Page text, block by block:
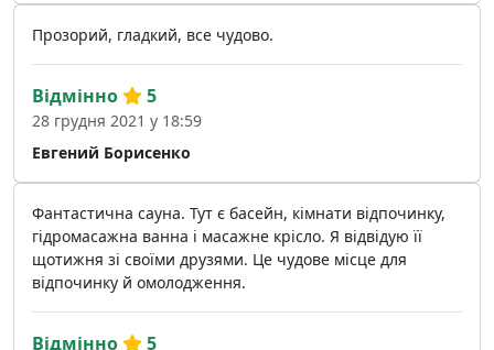
Прозорий, гладкий, все чудово.
Евгений Борисенко
Відмінно 5
28 грудня 2021 у 18:59
Фантастична сауна. Тут є басейн, кімнати відпочинку,
гідромасажна ванна і масажне крісло. Я відвідую її
щотижня зі своїми друзями. Це чудове місце для
відпочинку й омолодження.
Відмінно 5